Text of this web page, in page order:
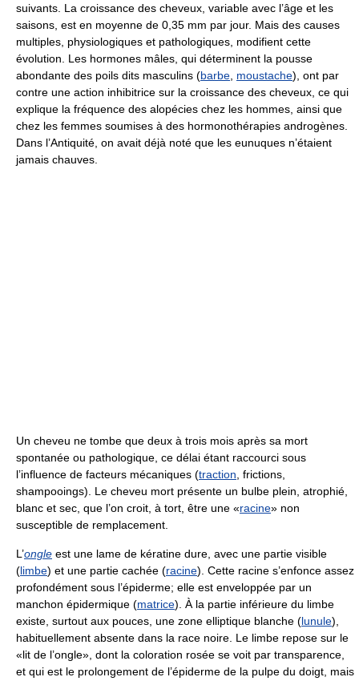
suivants. La croissance des cheveux, variable avec l’âge et les
saisons, est en moyenne de 0,35 mm par jour. Mais des causes
multiples, physiologiques et pathologiques, modifient cette
évolution. Les hormones mâles, qui déterminent la pousse
abondante des poils dits masculins (barbe moustache), ont par
contre une action inhibitrice sur la croissance des cheveux, ce qui
explique la fréquence des alopécies chez les hommes, ainsi que
chez les femmes soumises à des hormonothérapies androgènes.
Dans l’Antiquité, on avait déjà noté que les eunuques n’étaient
jamais chauves.
Un cheveu ne tombe que deux à trois mois après sa mort
spontanée ou pathologique, ce délai étant raccourci sous
l’influence de facteurs mécaniques (traction , frictions,
shampooings). Le cheveu mort présente un bulbe plein, atrophié,
blanc et sec, que l’on croit, à tort, être une «racine» non
susceptible de remplacement.
L’ongle est une lame de kératine dure, avec une partie visible
(limbe) et une partie cachée (racine). Cette racine s’enfonce assez
profondément sous l’épiderme; elle est enveloppée par un
manchon épidermique (matrice). À la partie inférieure du limbe
existe, surtout aux pouces, une zone elliptique blanche (lunule),
habituellement absente dans la race noire. Le limbe repose sur le
«lit de l’ongle», dont la coloration rosée se voit par transparence,
et qui est le prolongement de l’épiderme de la pulpe du doigt, mais